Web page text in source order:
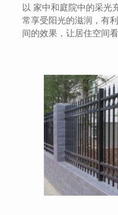
以 家中和庭院中的采光
常享受阳光的滋润，有
间的效果，让居住空间